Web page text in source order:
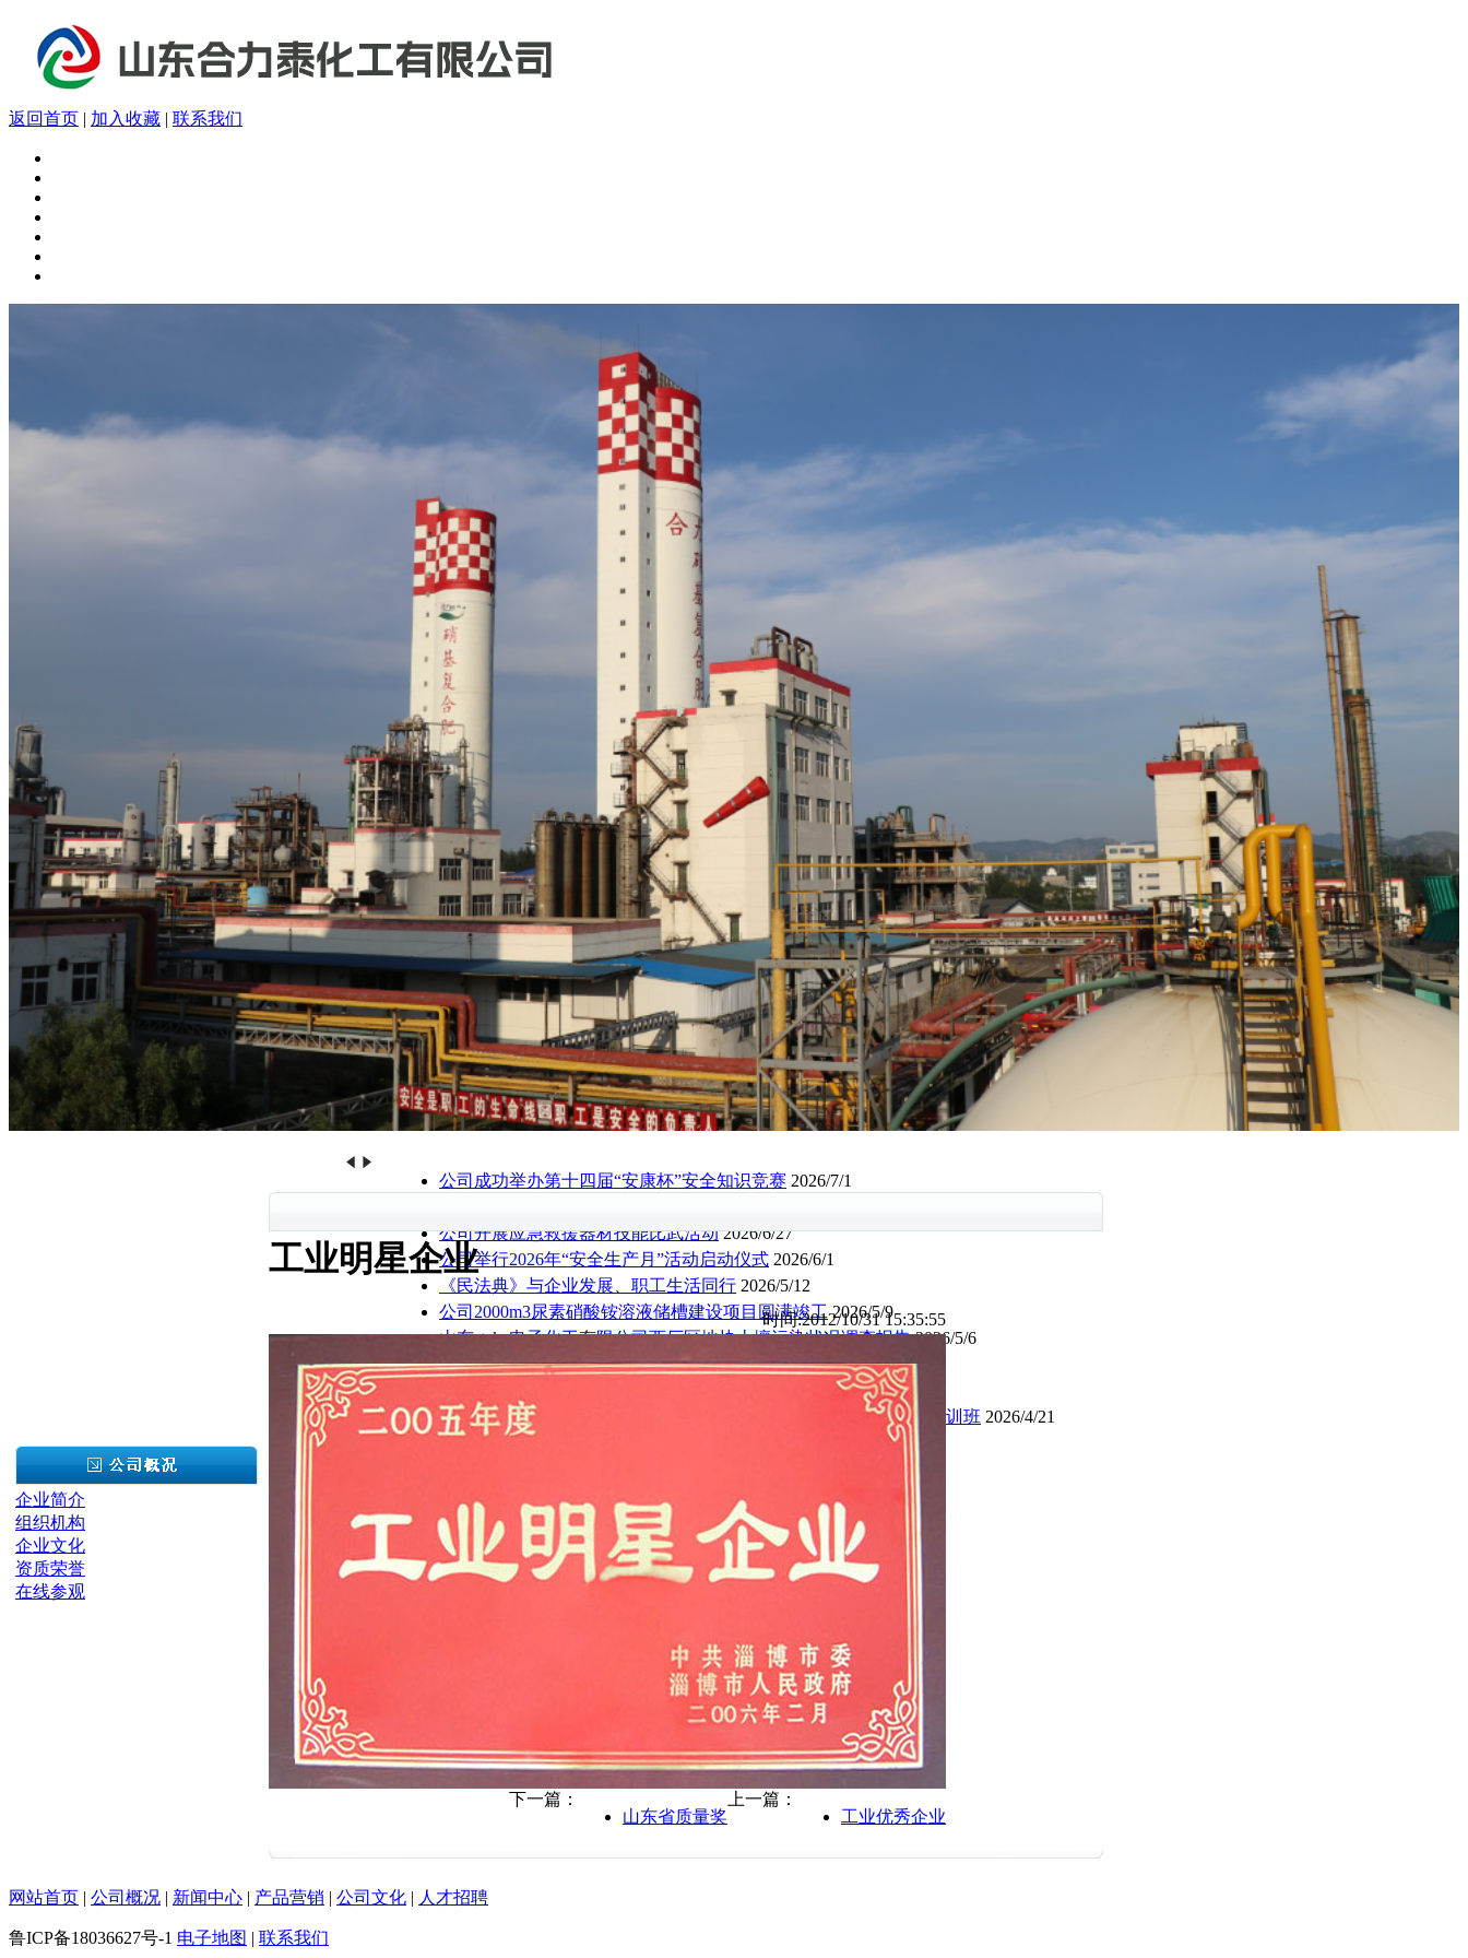
返回首页 | 加入收藏 | 联系我们
公司成功举办第十四届“安康杯”安全知识竞赛 2026/7/1
公司开展应急救援器材技能比武活动2026/6/27
公司举行2026年“安全生产月”活动启动仪式 2026/6/1
《民法典》与企业发展、职工生活同行 2026/5/12
公司2000m3尿素硝酸铵溶液储槽建设项目圆满竣工2026/5/9
山东stake电子化工有限公司西厂区地块土壤污染状况调查报告2026/5/6
公司举办庆“五一”迎“五四”拔河比赛2026/5/5
公司聘请第三方机构开展2026年上半年安全生产诊断检查2026/5/5
公司党委举办树立和践行正确政绩观学习教育读书班暨中层干部培训班 2026/4/21
企业简介
组织机构
企业文化
资质荣誉
在线参观
工业明星企业
时间:2012/10/31 15:35:55
工业优秀企业
上一篇：
山东省质量奖
下一篇：
网站首页 | 公司概况 | 新闻中心 | 产品营销 | 公司文化 | 人才招聘
鲁ICP备18036627号-1 电子地图 | 联系我们